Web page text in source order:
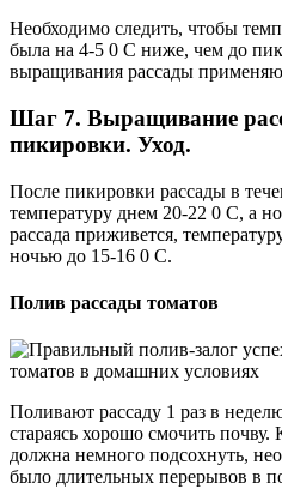
Необходимо следить, чтобы
была на 4-5 0 С ниже, чем до
выращивания рассады
Шаг 7. Выращивание
пикировки. Уход.
После пикировки рассады в
температуру днем 20-22 0 С, а
рассада приживется,
ночью до 15-16 0 С.
Полив рассады томатов
Поливают рассаду 1 раз в
стараясь хорошо смочить
должна немного подсохнуть,
было длительных перерывов в